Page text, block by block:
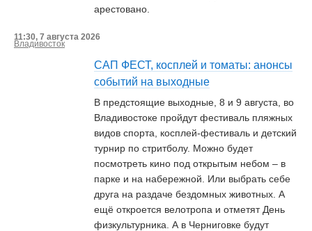
арестовано.
11:30, 7 августа 2026
Владивосток
САП ФЕСТ, косплей и томаты: анонсы
событий на выходные
В предстоящие выходные, 8 и 9 августа, во
Владивостоке пройдут фестиваль пляжных
видов спорта, косплей-фестиваль и детский
турнир по стритболу. Можно будет
посмотреть кино под открытым небом – в
парке и на набережной. Или выбрать себе
друга на раздаче бездомных животных. А
ещё откроется велотропа и отметят День
физкультурника. А в Черниговке будут